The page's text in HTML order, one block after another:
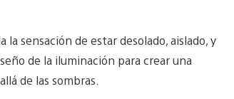
sensación de estar desolado, aislado, y
de la iluminación para crear una
de las sombras.